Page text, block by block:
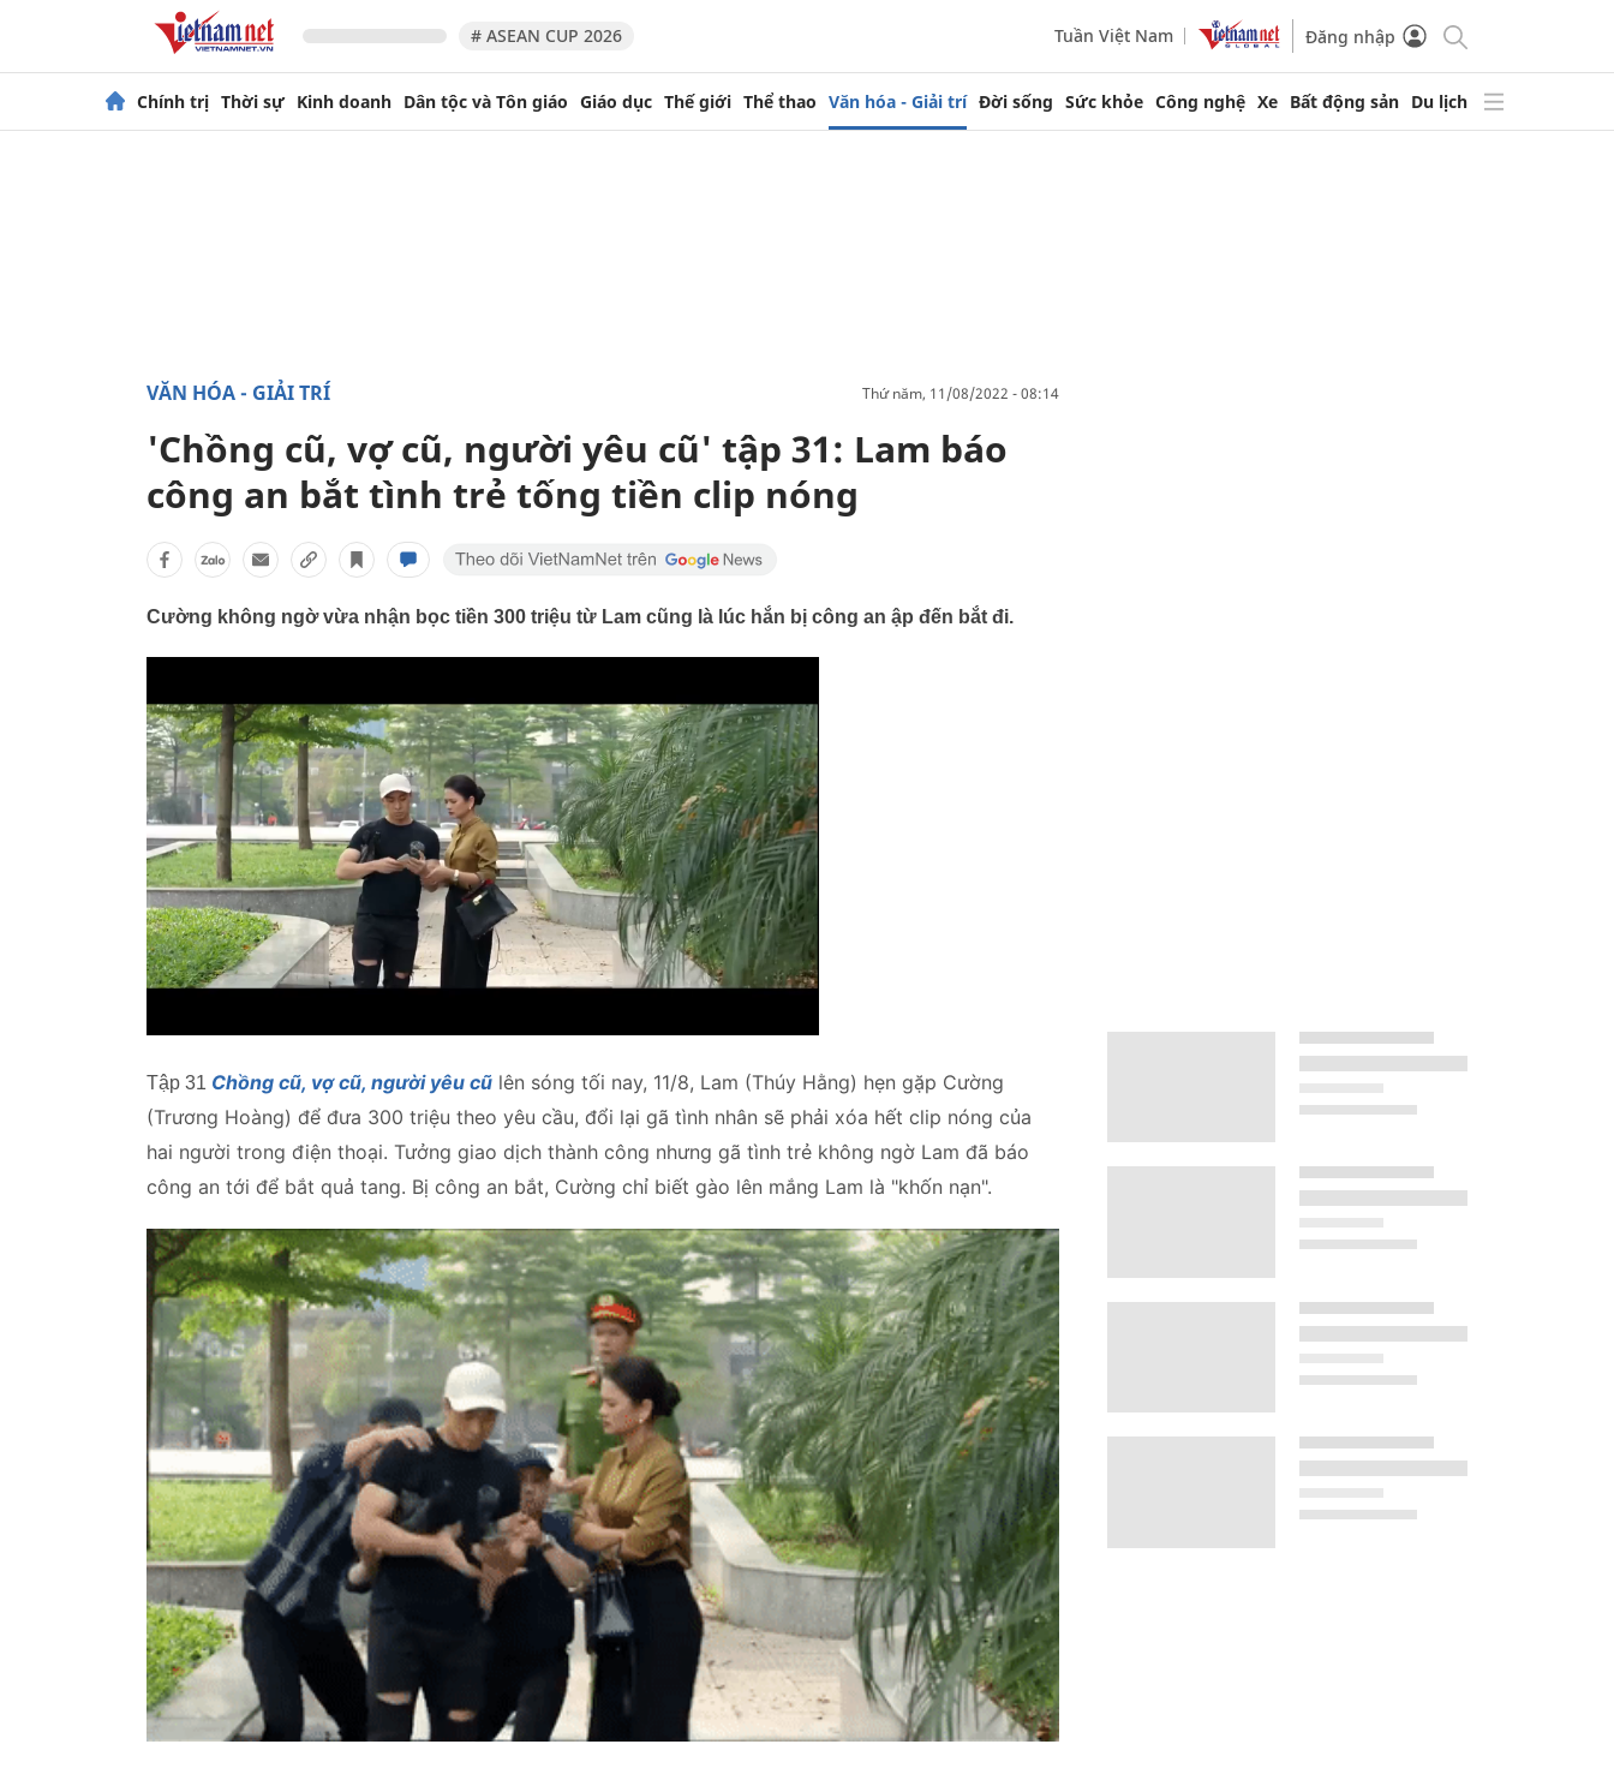
# ASEAN CUP 2026 Tuần Việt Nam Đăng nhập
Chính trị Thời sự Kinh doanh Dân tộc và Tôn giáo Giáo dục Thế giới Thể thao Văn hóa - Giải trí Đời sống Sức khỏe Công nghệ Xe Bất động sản Du lịch
VĂN HÓA - GIẢI TRÍ thứ năm, 11/08/2022 - 08:14
'Chồng cũ, vợ cũ, người yêu cũ' tập 31: Lam báo
công an bắt tình trẻ tống tiền clip nóng
Cường không ngờ vừa nhận bọc tiền 300 triệu từ Lam cũng là lúc hắn bị công an ập đến bắt đi.
Tập 31 Chồng cũ, vợ cũ, người yêu cũ lên sóng tối nay, 11/8, Lam (Thúy Hằng) hẹn gặp Cường
(Trương Hoàng) để đưa 300 triệu theo yêu cầu, đổi lại gã tình nhân sẽ phải xóa hết clip nóng của
hai người trong điện thoại. Tưởng giao dịch thành công nhưng gã tình trẻ không ngờ Lam đã báo
công an tới để bắt quả tang. Bị công an bắt, Cường chỉ biết gào lên mắng Lam là "khốn nạn".